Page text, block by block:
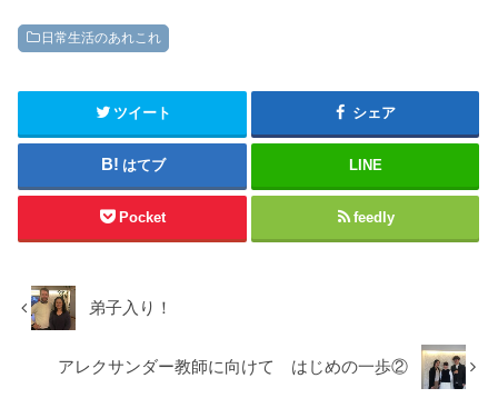
日常生活のあれこれ
ツイート シェア
はてブ LINE
Pocket feedly
弟子入り！
アレクサンダー教師に向けて はじめの一歩②